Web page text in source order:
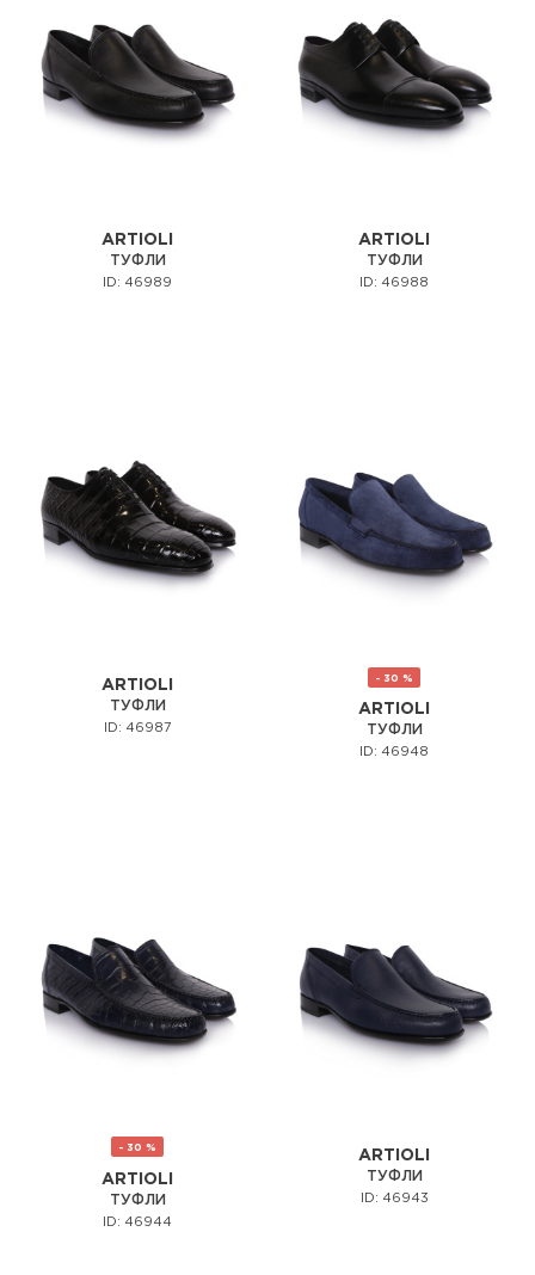
ARTIOLI
ТУФЛИ
ID: 46989
ARTIOLI
ТУФЛИ
ID: 46988
ARTIOLI
ТУФЛИ
ID: 46987
- 30 %
ARTIOLI
ТУФЛИ
ID: 46948
- 30 %
ARTIOLI
ТУФЛИ
ID: 46944
ARTIOLI
ТУФЛИ
ID: 46943